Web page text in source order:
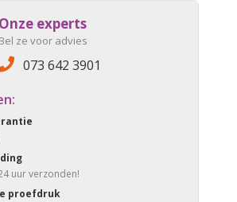
Onze experts
Bel ze voor advies
073 642 3901
uur verzonden!
proefdruk